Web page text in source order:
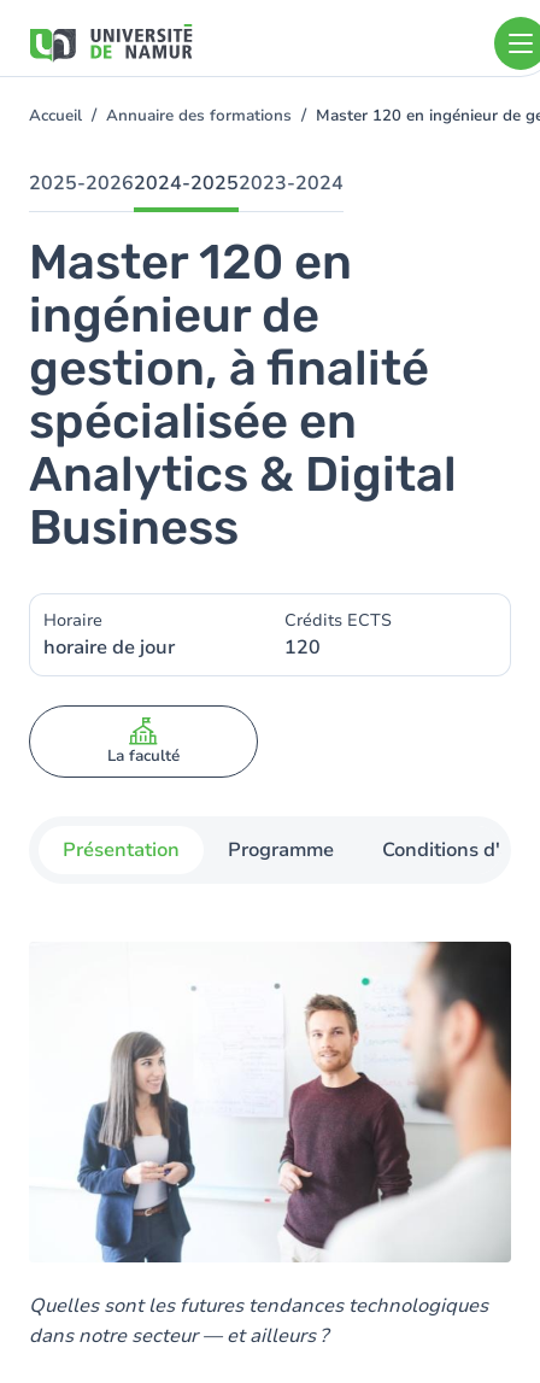
contenu
You
here
Accueil Annuaire des formations Master 120 en ingénieur de
2025-20262024-20252023-2024
Master 120 en
ingénieur de
gestion, à finalité
spécialisée en
Analytics & Digital
Business
Horaire
horaire de jour
Crédits ECTS
120
La faculté
Présentation Programme Conditions
Quelles sont les futures tendances technologiques
dans notre secteur — et ailleurs ?